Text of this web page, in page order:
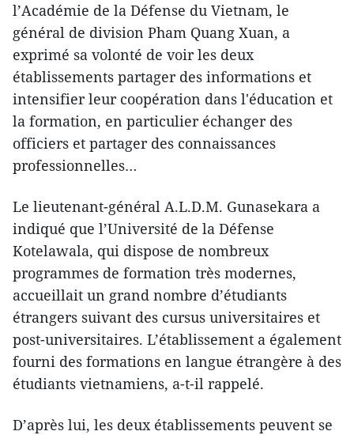
l’Académie de la Défense du Vietnam, le
général de division Pham Quang Xuan, a
exprimé sa volonté ​de voir les deux
établissements partager des informations et
intensifie​r leur coopération dans l'éducation et
la formation, en particulier échanger des
officiers et partager des connaissances
professionnelles…
Le lieutenant-général A.L.D.M. Gunasekara a
indiqué que l’Université de la Défense
Kotelawala, qui dispos​e de nombreux
programmes de formation très modernes,
accueillait un grand nombre d’étudiants
étrangers suivant des ​cursus universitaires et
post-universitaires. L’établissement a également
fourni ​des formations en langue étrangère à des
étudiants vietnamiens, a-t-il rappelé.
D’après lui, les deux établissements peuvent se